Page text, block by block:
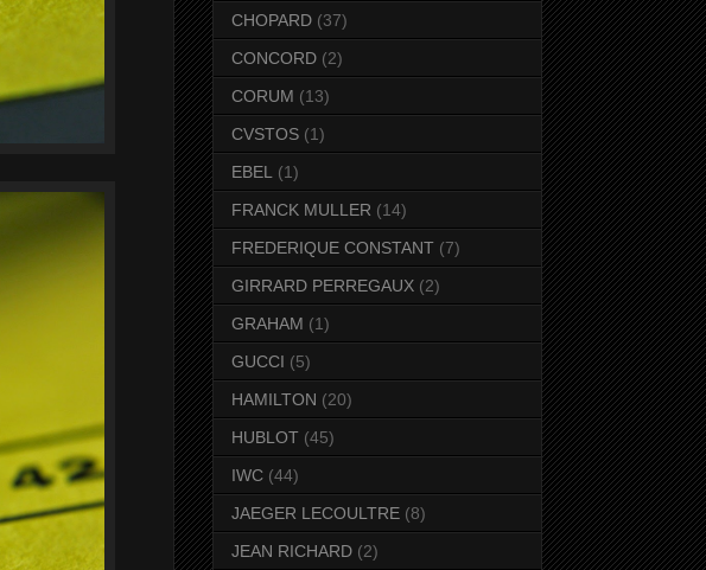
CHOPARD (37)
CONCORD (2)
CORUM (13)
CVSTOS (1)
EBEL
(1)
FRANCK MULLER (14)
FREDERIQUE CONSTANT (7)
GIRRARD PERREGAUX (2)
GRAHAM (1)
GUCCI (5)
HAMILTON (20)
HUBLOT (45)
IWC (44)
JAEGER LECOULTRE (8)
JEAN RICHARD (2)